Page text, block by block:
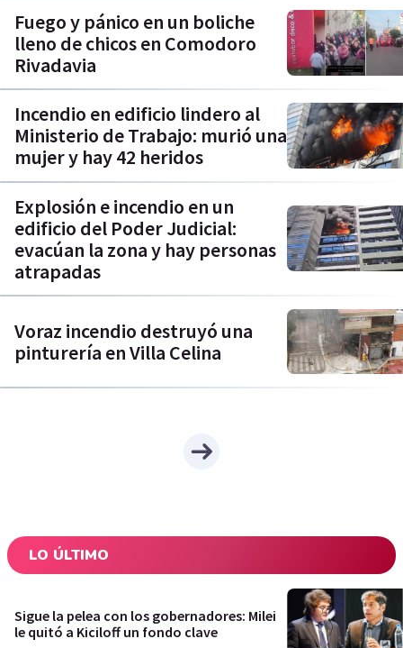
Fuego y pánico en un boliche
lleno de chicos en Comodoro
Rivadavia
Incendio en edificio lindero al
Ministerio de Trabajo: murió una
mujer y hay 42 heridos
Explosión e incendio en un
edificio del Poder Judicial:
evacúan la zona y hay personas
atrapadas
Voraz incendio destruyó una
pinturería en Villa Celina
LO ÚLTIMO
Sigue la pelea con los gobernadores: Milei
le quitó a Kiciloff un fondo clave